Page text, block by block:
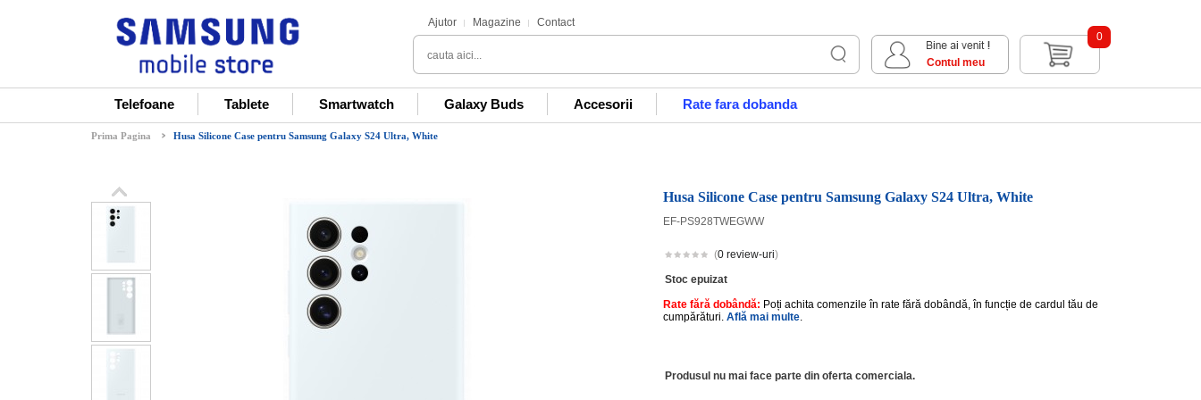
Ajutor Magazine Contact
Contul meu
0
Telefoane Tablete Smartwatch Galaxy Buds Accesorii Rate fara dobanda
Prima Pagina Husa Silicone Case pentru Samsung Galaxy S24 Ultra, White
Husa Silicone Case pentru Samsung Galaxy S24 Ultra, White
EF-PS928TWEGWW
(0 review-uri)
Stoc epuizat
Rate fără dobândă: Poți achita comenzile în rate fără dobândă, în funcție de cardul tău de
cumpărături. Află mai multe.
Produsul nu mai face parte din oferta comerciala.